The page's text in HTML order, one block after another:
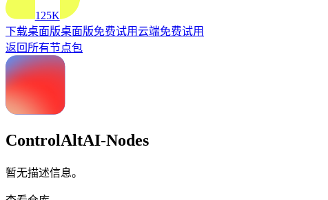
125K
下载桌面版桌面版免费试用云端免费试用
返回所有节点包
ControlAltAI-Nodes
暂无描述信息。